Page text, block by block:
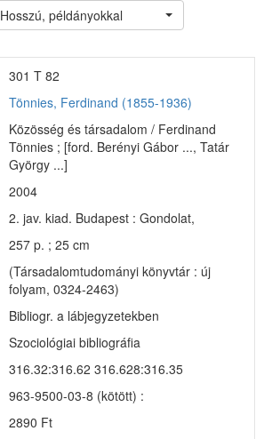
Hosszú, példányokkal
301 T 82
Tönnies, Ferdinand (1855-1936)
Közösség és társadalom / Ferdinand
Tönnies ; [ford. Berényi Gábor ..., Tatár
György ...]
2004
2. jav. kiad. Budapest : Gondolat,
257 p. ; 25 cm
(Társadalomtudományi könyvtár : új
folyam, 0324-2463)
Bibliogr. a lábjegyzetekben
Szociológiai bibliográfia
316.32:316.62 316.628:316.35
963-9500-03-8 (kötött) :
2890 Ft